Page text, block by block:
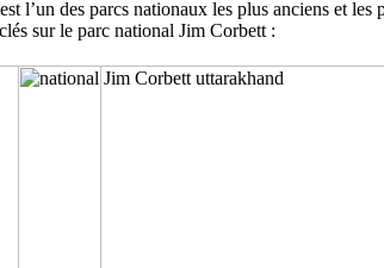
l’un des parcs nationaux les plus anciens et les
sur le parc national Jim Corbett :